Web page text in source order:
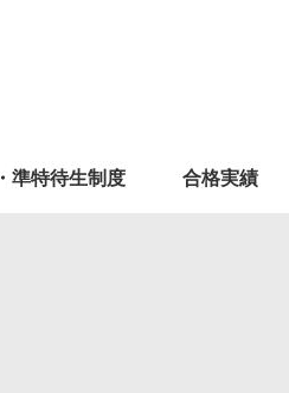
準特待生制度 合格実績